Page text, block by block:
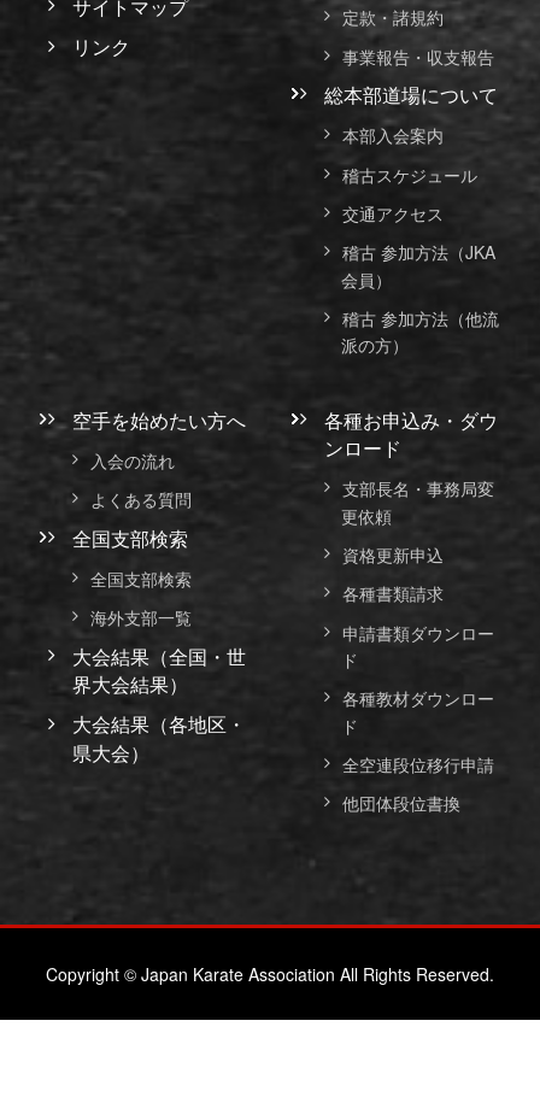
サイトマップ
リンク
定款・諸規約
事業報告・収支報告
総本部道場について
本部入会案内
稽古スケジュール
交通アクセス
稽古 参加方法（JKA
会員）
稽古 参加方法（他流
派の方）
空手を始めたい方へ
入会の流れ
よくある質問
全国支部検索
全国支部検索
海外支部一覧
大会結果（全国・世
界大会結果）
大会結果（各地区・
県大会）
各種お申込み・ダウ
ンロード
支部長名・事務局変
更依頼
資格更新申込
各種書類請求
申請書類ダウンロー
ド
各種教材ダウンロー
ド
全空連段位移行申請
他団体段位書換
Copyright © Japan Karate Association All Rights Reserved.